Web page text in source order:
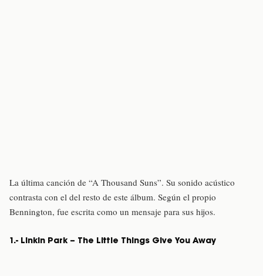
La última canción de “A Thousand Suns”. Su sonido acústico
contrasta con el del resto de este álbum. Según el propio
Bennington, fue escrita como un mensaje para sus hijos.
1.- Linkin Park – The Little Things Give You Away